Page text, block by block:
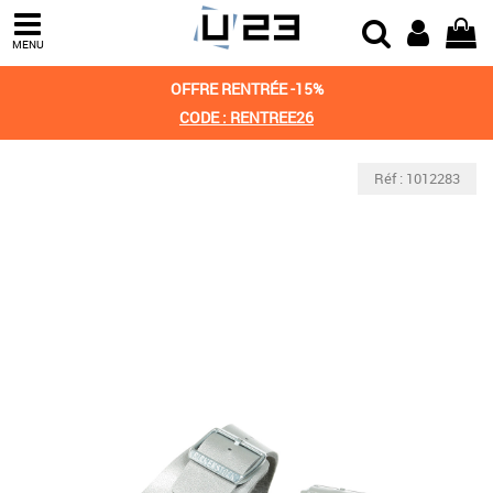
MENU
OFFRE RENTRÉE -15%
CODE : RENTREE26
Réf : 1012283